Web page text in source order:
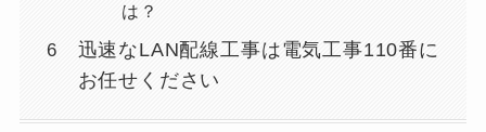
は？
迅速なLAN配線工事は電気工事110番に
お任せください